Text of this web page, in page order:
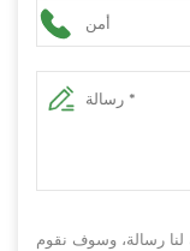
لنا رسالة، وسوف نقوم